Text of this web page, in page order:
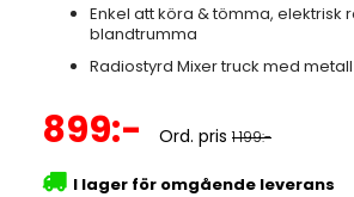
Enkel att köra & tömma, elektrisk
blandtrumma
Radiostyrd Mixer truck med
Specialpris
899:- Ord. pris 1 199:-
I lager för omgående leverans